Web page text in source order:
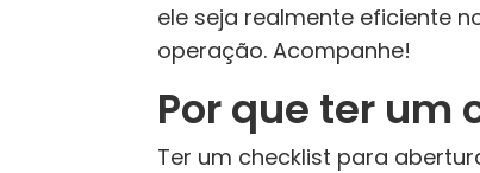
ele seja realmente eficiente
operação. Acompanhe!
Por que ter
Ter um checklist para